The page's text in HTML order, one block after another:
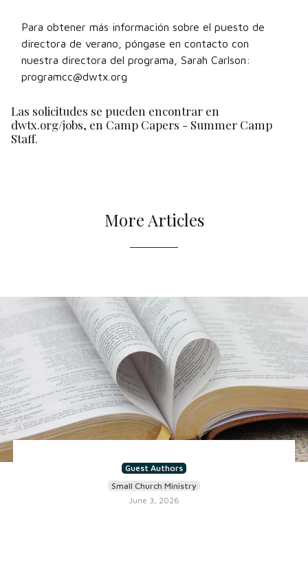
Para obtener más información sobre el puesto de
directora de verano, póngase en contacto con
nuestra directora del programa, Sarah Carlson:
programcc@dwtx.org
Las solicitudes se pueden encontrar en
dwtx.org/jobs, en Camp Capers - Summer Camp
Staff.
More Articles
Guest Authors
Small Church Ministry
June 3, 2026